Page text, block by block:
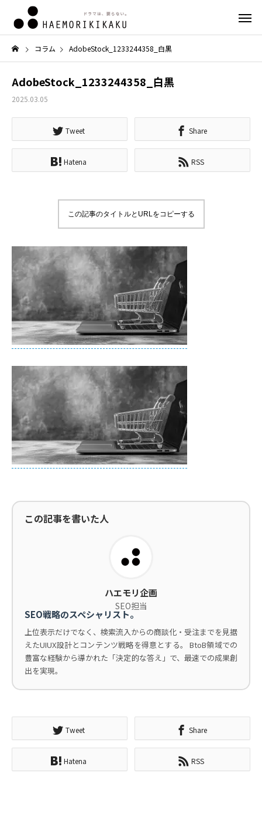
コラム AdobeStock_1233244358_白黒
AdobeStock_1233244358_白黒
2025.03.05
Tweet Share
Hatena RSS
この記事のタイトルとURLをコピーする
この記事を書いた人
ハエモリ企画
SEO担当
SEO戦略のスペシャリスト。
上位表示だけでなく、検索流入からの商談化・受注までを見据
えたUIUX設計とコンテンツ戦略を得意とする。 BtoB領域での
豊富な経験から導かれた「決定的な答え」で、最速での成果創
出を実現。
Tweet Share
Hatena RSS